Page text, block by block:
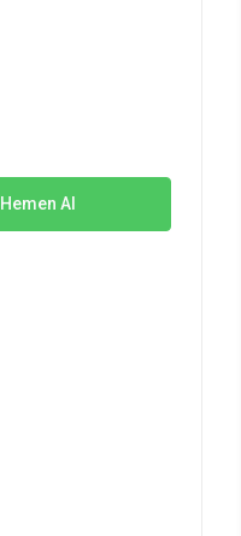
Hemen Al